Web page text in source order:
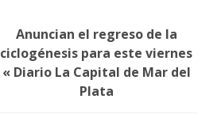
Anuncian el regreso de la
ciclogénesis para este viernes
« Diario La Capital de Mar del
Plata